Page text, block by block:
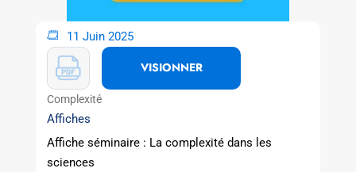
11 Juin 2025
VISIONNER
Complexité
Affiches
Affiche séminaire : La complexité dans les
sciences